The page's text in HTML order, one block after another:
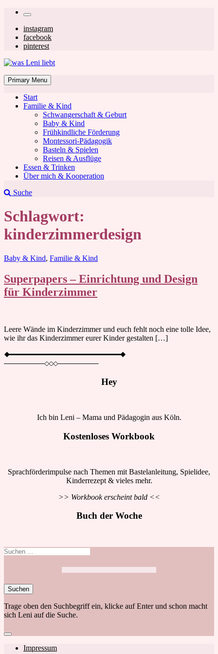
Skip
content
Secondary
left
navigation
Secondary
right
navigation
instagram
facebook
pinterest
was Leni liebt
Mom & Lifestyle Blog
Primary Menu
Start
Familie & Kind
Schwangerschaft & Geburt
Baby & Kind
Frühkindliche Förderung
Montessori-Pädagogik
Basteln & Spielen
Reisen & Ausflüge
Essen & Trinken
Über mich & Kooperation
Suche
Schlagwort:
kinderzimmerdesign
Blog
Baby & Kind, Familie & Kind
Superpapers – Einrichtung und Design
für Kinderzimmer
Leere Wände im Kinderzimmer und euch fehlt noch eine tolle Idee,
wie ihr das Kinderzimmer eurer Kinder gestalten […]
Hey
Ich bin Leni – Mama und Pädagogin aus Köln.
Kostenloses Workbook
Sprachförderimpulse nach Themen mit Bastelanleitung, Spielidee,
Kinderrezept & vieles mehr.
>> Workbook erscheint bald <<
Buch der Woche
Suchen
Trage oben den Suchbegriff ein, klicke auf Enter und schon macht
sich Leni auf die Suche.
Close
search
FooterImpressum